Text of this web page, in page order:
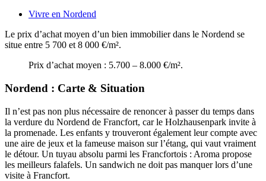
Vivre en Nordend
Le prix d’achat moyen d’un bien immobilier dans le Nordend se
situe entre 5 700 et 8 000 €/m².
Prix d’achat moyen : 5.700 – 8.000 €/m².
Nordend : Carte & Situation
Il n’est pas non plus nécessaire de renoncer à passer du temps dans
la verdure du Nordend de Francfort, car le Holzhausenpark invite à
la promenade. Les enfants y trouveront également leur compte avec
une aire de jeux et la fameuse maison sur l’étang, qui vaut vraiment
le détour. Un tuyau absolu parmi les Francfortois : Aroma propose
les meilleurs falafels. Un sandwich ne doit pas manquer lors d’une
visite à Francfort.